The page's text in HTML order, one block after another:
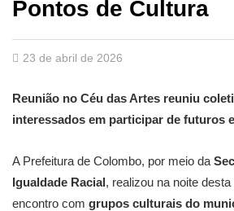
Pontos de Cultura
23 de abril de 2026
Reunião no Céu das Artes reuniu
interessados em participar de futuros
A Prefeitura de Colombo, por meio da
Igualdade Racial, realizou na noite
encontro com grupos culturais do